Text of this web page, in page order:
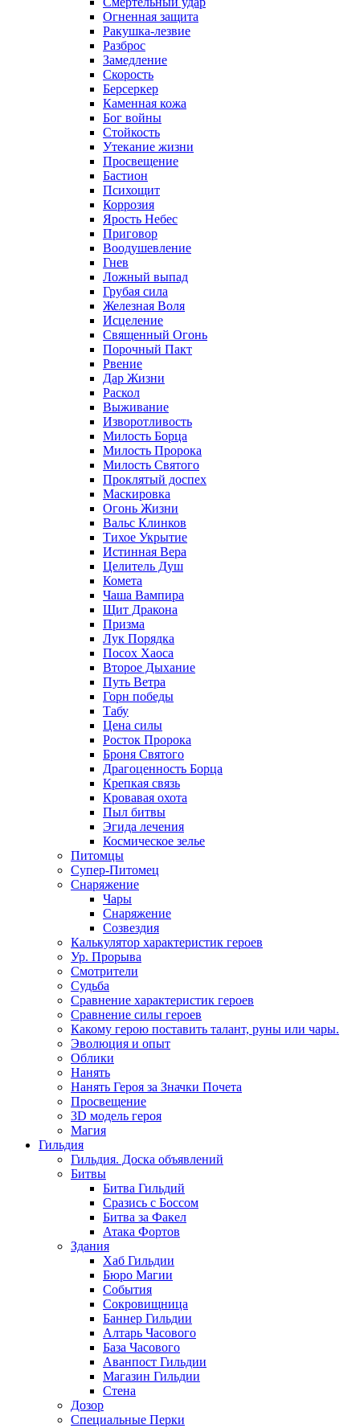
Огненная защита
Ракушка-лезвие
Разброс
Замедление
Скорость
Берсеркер
Каменная кожа
Бог войны
Стойкость
Утекание жизни
Просвещение
Бастион
Психощит
Коррозия
Ярость Небес
Приговор
Воодушевление
Гнев
Ложный выпад
Грубая сила
Железная Воля
Исцеление
Священный Огонь
Порочный Пакт
Рвение
Дар Жизни
Раскол
Выживание
Изворотливость
Милость Борца
Милость Пророка
Милость Святого
Проклятый доспех
Маскировка
Огонь Жизни
Вальс Клинков
Тихое Укрытие
Истинная Вера
Целитель Душ
Комета
Чаша Вампира
Щит Дракона
Призма
Лук Порядка
Посох Хаоса
Второе Дыхание
Путь Ветра
Горн победы
Табу
Цена силы
Росток Пророка
Броня Святого
Драгоценность Борца
Крепкая связь
Кровавая охота
Пыл битвы
Эгида лечения
Космическое зелье
Питомцы
Супер-Питомец
Снаряжение
Чары
Снаряжение
Созвездия
Калькулятор характеристик героев
Ур. Прорыва
Смотрители
Судьба
Сравнение характеристик героев
Сравнение силы героев
Какому герою поставить талант, руны или чары.
Эволюция и опыт
Облики
Нанять
Нанять Героя за Значки Почета
Просвещение
3D модель героя
Магия
Гильдия
Гильдия. Доска объявлений
Битвы
Битва Гильдий
Сразись с Боссом
Битва за Факел
Атака Фортов
Здания
Хаб Гильдии
Бюро Магии
События
Сокровищница
Баннер Гильдии
Алтарь Часового
База Часового
Аванпост Гильдии
Магазин Гильдии
Стена
Дозор
Специальные Перки